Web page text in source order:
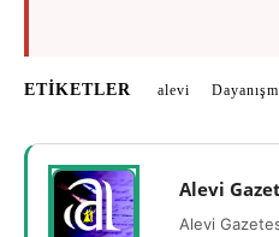
ETIKETLER alevi
Alevi
Alevi